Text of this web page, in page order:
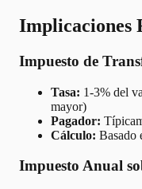
Implicaciones
Impuesto de
Tasa: 1-3% del
mayor)
Pagador:
Cálculo: Basado
Impuesto Anual